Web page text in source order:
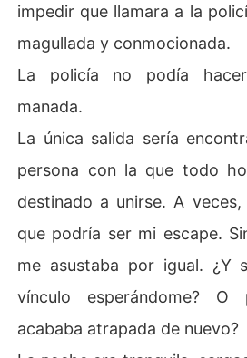
impedir que llamara a la
magullada y conmocionada.
La policía no podía
manada.
La única salida sería
persona con la que todo
destinado a unirse. A
que podría ser mi escape.
me asustaba por igual. ¿Y
vínculo esperándome?
acababa atrapada de nuevo?